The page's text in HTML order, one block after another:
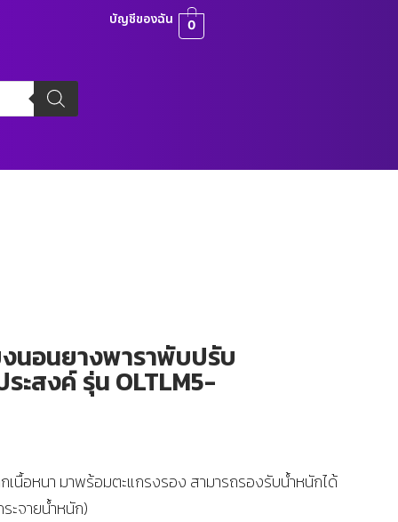
บัญชีของฉัน 0
นอนยางพาราพับปรับ
ะสงค์ รุ่น OLTLM5-
เนื้อหนา มาพร้อมตะแกรงรอง สามารถรองรับน้ำหนักได้
ะจายน้ำหนัก)